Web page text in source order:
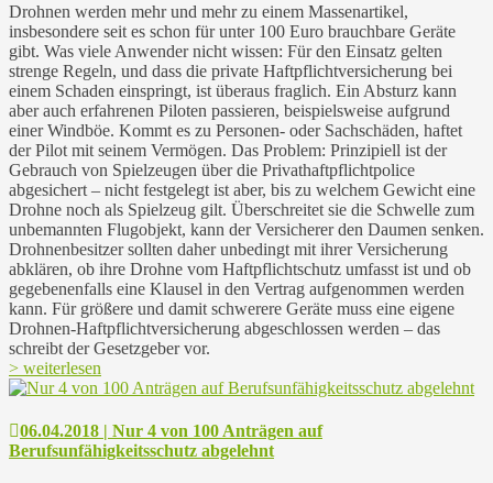
Drohnen werden mehr und mehr zu einem Massenartikel,
insbesondere seit es schon für unter 100 Euro brauchbare Geräte
gibt. Was viele Anwender nicht wissen: Für den Einsatz gelten
strenge Regeln, und dass die private Haftpflichtversicherung bei
einem Schaden einspringt, ist überaus fraglich. Ein Absturz kann
aber auch erfahrenen Piloten passieren, beispielsweise aufgrund
einer Windböe. Kommt es zu Personen- oder Sachschäden, haftet
der Pilot mit seinem Vermögen. Das Problem: Prinzipiell ist der
Gebrauch von Spielzeugen über die Privathaftpflichtpolice
abgesichert – nicht festgelegt ist aber, bis zu welchem Gewicht eine
Drohne noch als Spielzeug gilt. Überschreitet sie die Schwelle zum
unbemannten Flugobjekt, kann der Versicherer den Daumen senken.
Drohnenbesitzer sollten daher unbedingt mit ihrer Versicherung
abklären, ob ihre Drohne vom Haftpflichtschutz umfasst ist und ob
gegebenenfalls eine Klausel in den Vertrag aufgenommen werden
kann. Für größere und damit schwerere Geräte muss eine eigene
Drohnen-Haftpflichtversicherung abgeschlossen werden – das
schreibt der Gesetzgeber vor.
> weiterlesen
06.04.2018 | Nur 4 von 100 Anträgen auf
Berufsunfähigkeitsschutz abgelehnt